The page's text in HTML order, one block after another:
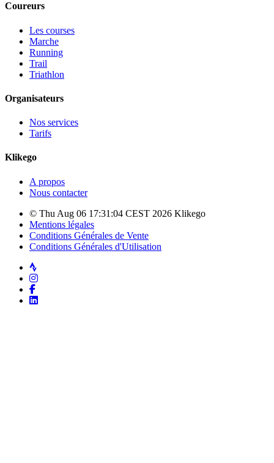
Coureurs
Les courses
Marche
Running
Trail
Triathlon
Organisateurs
Nos services
Tarifs
Klikego
A propos
Nous contacter
© Thu Aug 06 17:31:04 CEST 2026 Klikego
Mentions légales
Conditions Générales de Vente
Conditions Générales d'Utilisation
Strava
Instagram
Facebook
LinkedIn